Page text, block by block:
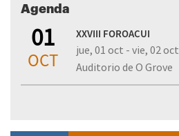
Agenda
01
OCT
XXVIII FOROACUI
jue, 01 oct - vie, 02 oct
Auditorio de O Grove